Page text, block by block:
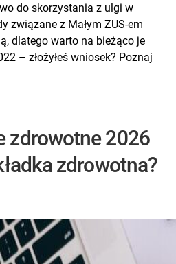
do skorzystania z ulgi w
związane z Małym ZUS-em
dlatego warto na bieżąco je
– złożyłeś wniosek? Poznaj
zdrowotne 2026
zdrowotna?